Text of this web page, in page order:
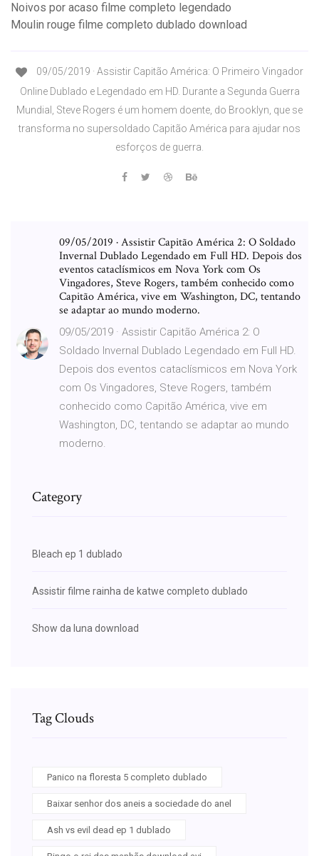
Noivos por acaso filme completo legendado
Moulin rouge filme completo dublado download
09/05/2019 · Assistir Capitão América: O Primeiro Vingador
Online Dublado e Legendado em HD. Durante a Segunda Guerra
Mundial, Steve Rogers é um homem doente, do Brooklyn, que se
transforma no supersoldado Capitão América para ajudar nos
esforços de guerra.
09/05/2019 · Assistir Capitão América 2: O Soldado
Invernal Dublado Legendado em Full HD. Depois dos
eventos cataclísmicos em Nova York com Os
Vingadores, Steve Rogers, também conhecido como
Capitão América, vive em Washington, DC, tentando
se adaptar ao mundo moderno.
09/05/2019 · Assistir Capitão América 2: O
Soldado Invernal Dublado Legendado em Full HD.
Depois dos eventos cataclísmicos em Nova York
com Os Vingadores, Steve Rogers, também
conhecido como Capitão América, vive em
Washington, DC, tentando se adaptar ao mundo
moderno.
Category
Bleach ep 1 dublado
Assistir filme rainha de katwe completo dublado
Show da luna download
Tag Clouds
Panico na floresta 5 completo dublado
Baixar senhor dos aneis a sociedade do anel
Ash vs evil dead ep 1 dublado